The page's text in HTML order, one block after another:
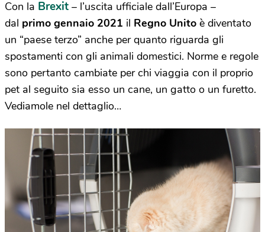
Con la Brexit – l’uscita ufficiale dall’Europa –
dal primo gennaio 2021 il Regno Unito è diventato
un “paese terzo” anche per quanto riguarda gli
spostamenti con gli animali domestici. Norme e regole
sono pertanto cambiate per chi viaggia con il proprio
pet al seguito sia esso un cane, un gatto o un furetto.
Vediamole nel dettaglio…